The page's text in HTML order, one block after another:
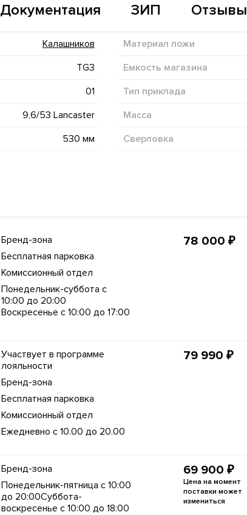
Документация ЗИП Отзывы
Калашников
TG3
01
9,6/53 Lancaster
530 мм
Материал ложи
Емкость магазина
Тип приклада
Масса
Сверловка
Бренд-зона
Бесплатная парковка
Комиссионный отдел
Понедельник-суббота с
10:00 до 20:00
Воскресенье с 10:00 до 17:00
78 000 ₽
Участвует в программе
лояльности
Бренд-зона
Бесплатная парковка
Комиссионный отдел
Ежедневно с 10.00 до 20.00
79 990 ₽
Бренд-зона
Понедельник-пятница с 10:00
до 20:00Суббота-
воскресенье с 10:00 до 18:00
69 900 ₽
Цена на момент
поставки может
измениться